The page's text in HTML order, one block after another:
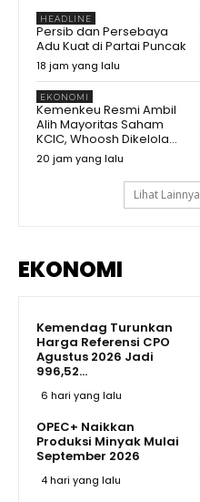
HEADLINE
Persib dan Persebaya
Adu Kuat di Partai Puncak
18 jam yang lalu
EKONOMI
Kemenkeu Resmi Ambil
Alih Mayoritas Saham
KCIC, Whoosh Dikelola...
20 jam yang lalu
Lihat Lainnya
EKONOMI
Kemendag Turunkan
Harga Referensi CPO
Agustus 2026 Jadi
996,52...
6 hari yang lalu
OPEC+ Naikkan
Produksi Minyak Mulai
September 2026
4 hari yang lalu